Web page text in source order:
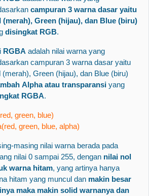
campuran 3 warna dasar yaitu
(merah), Green (hijau), dan Blue (biru)
disingkat RGB.
RGBA adalah nilai warna yang
campuran 3 warna dasar yaitu
(merah), Green (hijau), dan Blue (biru)
Alpha atau transparansi yang
RGBA.
green, blue)
green, blue, alpha)
masing nilai warna berada pada
nilai 0 sampai 255, dengan nilai nol
warna hitam, yang artinya hanya
hitam yang muncul dan makin besar
maka makin solid warnanya dan